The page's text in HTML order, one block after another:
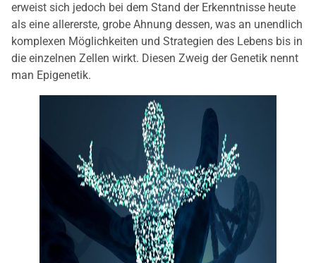
erweist sich jedoch bei dem Stand der Erkenntnisse heute
als eine allererste, grobe Ahnung dessen, was an unendlich
komplexen Möglichkeiten und Strategien des Lebens bis in
die einzelnen Zellen wirkt. Diesen Zweig der Genetik nennt
man Epigenetik.